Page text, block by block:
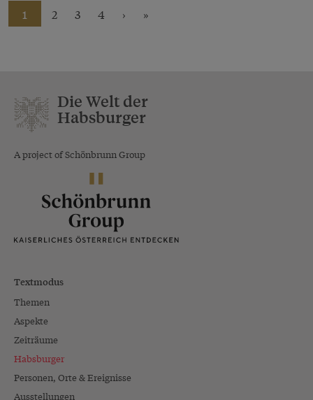
1 2 3 4 › »
Die Welt der
Habsburger
A project of Schönbrunn Group
Textmodus
Themen
Aspekte
Zeiträume
Habsburger
Personen, Orte & Ereignisse
Ausstellungen